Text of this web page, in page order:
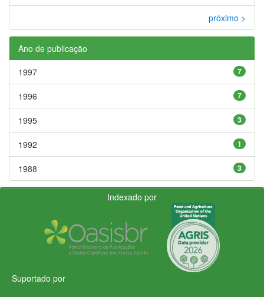
próximo >
Ano de publicação
7
1997
7
1996
3
1995
1
1992
3
1988
Indexado por
Suportado por